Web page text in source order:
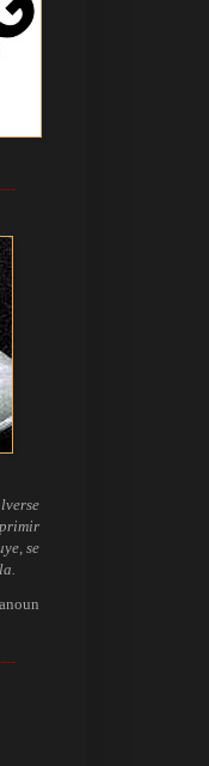
se